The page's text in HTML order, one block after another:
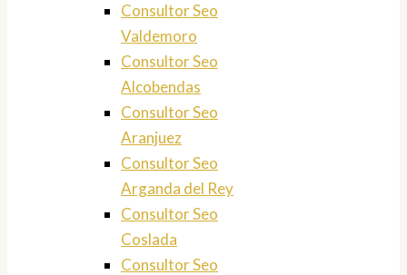
Consultor Seo
Valdemoro
Consultor Seo
Alcobendas
Consultor Seo
Aranjuez
Consultor Seo
Arganda del Rey
Consultor Seo
Coslada
Consultor Seo